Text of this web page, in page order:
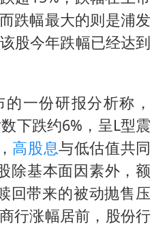
跌幅最大的则是浦发
股今年跌幅已经达到
一份研报分析称，
下跌约6%，呈L型震
高股息与低估值共同
除基本面因素外，额
回带来的被动抛售压
行涨幅居前，股份行